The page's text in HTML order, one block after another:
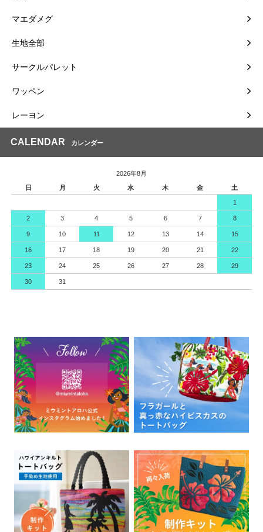
マエダメグ
生地全部
サークルパレット
ワッペン
レーヨン
CALENDAR カレンダー
2026年8月
日
月 火 水 木 金 土
1
2 3 4 5 6 7 8
9 10 11 12 13 14 15
16 17 18 19 20 21 22
23 24 25 26 27 28 29
30 31